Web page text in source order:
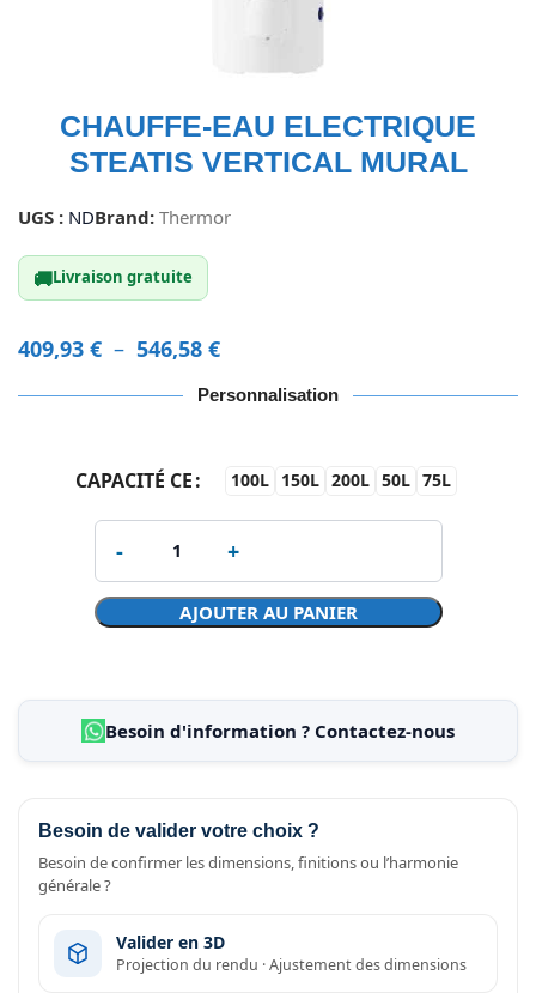
CHAUFFE-EAU ELECTRIQUE
STEATIS VERTICAL MURAL
UGS : NDBrand: Thermor
🚚Livraison gratuite
409,93 € – 546,58 €
Personnalisation
CAPACITÉ CE 100L 150L 200L 50L 75L
AJOUTER AU PANIER
Besoin d'information ? Contactez-nous
Besoin de valider votre choix ?
Besoin de confirmer les dimensions, finitions ou l’harmonie
générale ?
Valider en 3D
Projection du rendu · Ajustement des dimensions